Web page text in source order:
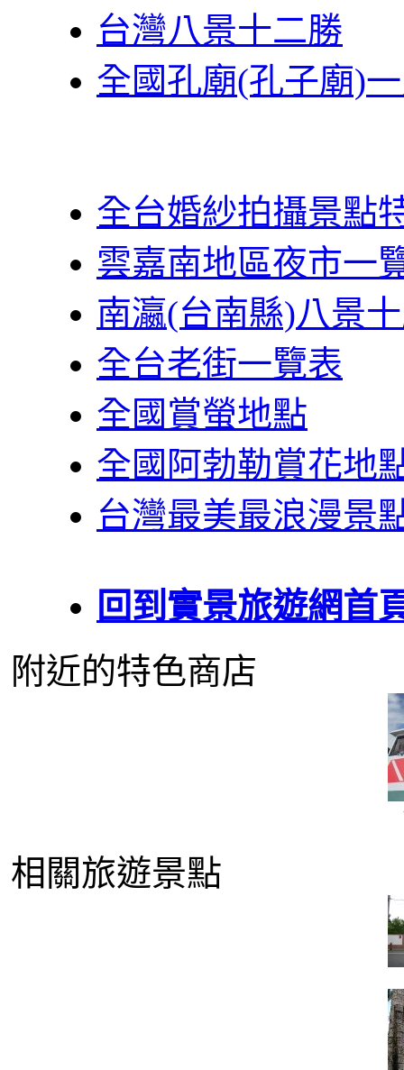
台灣八景十二勝
全國孔廟(孔子廟)
全台婚紗拍攝景點
雲嘉南地區夜市一
南瀛(台南縣)八景
全台老街一覽表
全國賞螢地點
全國阿勃勒賞花地
台灣最美最浪漫景
回到實景旅遊網首
附近的特色商店
相關旅遊景點